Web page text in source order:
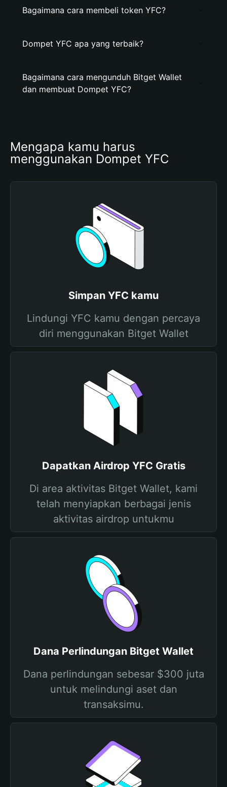
Bagaimana cara membeli token YFC?
Dompet YFC apa yang terbaik?
Bagaimana cara mengunduh Bitget Wallet
dan membuat Dompet YFC?
Mengapa kamu harus
menggunakan Dompet YFC
Simpan YFC kamu
Lindungi YFC kamu dengan percaya
diri menggunakan Bitget Wallet
Dapatkan Airdrop YFC Gratis
Di area aktivitas Bitget Wallet, kami
telah menyiapkan berbagai jenis
aktivitas airdrop untukmu
Dana Perlindungan Bitget Wallet
Dana perlindungan sebesar $300 juta
untuk melindungi aset dan
transaksimu.